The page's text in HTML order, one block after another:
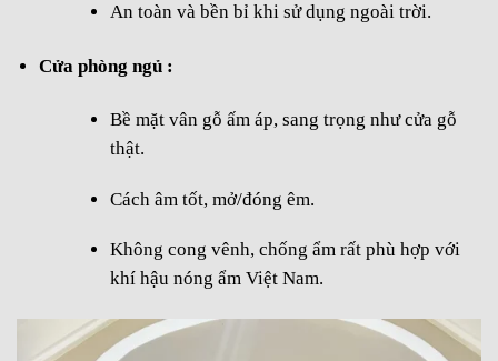
An toàn và bền bỉ khi sử dụng ngoài trời.
Cửa phòng ngủ :
Bề mặt vân gỗ ấm áp, sang trọng như cửa gỗ
thật.
Cách âm tốt, mở/đóng êm.
Không cong vênh, chống ẩm rất phù hợp với
khí hậu nóng ẩm Việt Nam.